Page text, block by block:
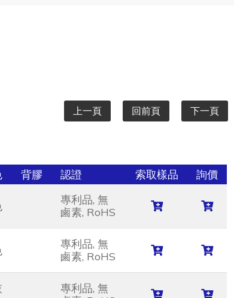
上一頁 回前頁 下一頁
背膠 認證 索取樣品
詢價
專利品, 無
鹵素, RoHS
專利品, 無
鹵素, RoHS
專利品, 無